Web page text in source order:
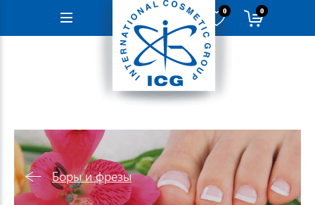
Навигация
0 0
Боры и фрезы